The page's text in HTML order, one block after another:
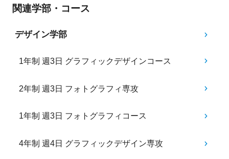
関連学部・コース
デザイン学部
1年制 週3日 グラフィックデザインコース
2年制 週3日 フォトグラフィ専攻
1年制 週3日 フォトグラフィコース
4年制 週4日 グラフィックデザイン専攻